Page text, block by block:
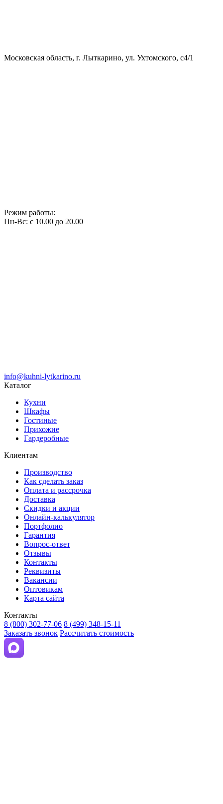
Московская область, г. Лыткарино, ул. Ухтомского, с4/1
Режим работы:
Пн-Вс: с 10.00 до 20.00
info@kuhni-lytkarino.ru
Каталог
Кухни
Шкафы
Гостиные
Прихожие
Гардеробные
Клиентам
Производство
Как сделать заказ
Оплата и рассрочка
Доставка
Скидки и акции
Онлайн-калькулятор
Портфолио
Гарантия
Вопрос-ответ
Отзывы
Контакты
Реквизиты
Вакансии
Оптовикам
Карта сайта
Контакты
8 (800) 302-77-06 8 (499) 348-15-11
Заказать звонок Рассчитать стоимость